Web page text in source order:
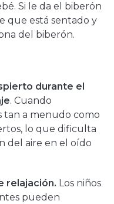
Si le da el biberón
que está sentado y
del biberón.
durante el
. Cuando
tan a menudo como
lo que dificulta
del aire en el oído
relajación. Los niños
pueden